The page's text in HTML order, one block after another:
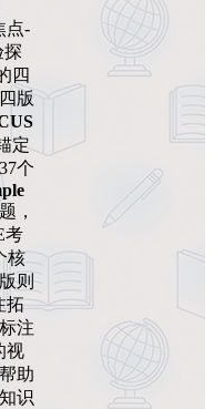
点-
探
四
版
定
个
，
考
核
则
拓
注
视
助
识